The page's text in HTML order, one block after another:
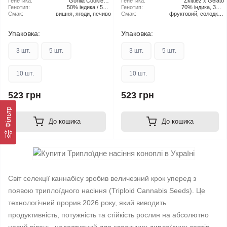
Фільтр
свіжому
повітрі):
Cherry Punch
Генотип:
50% індика / 50%
сативу
Смак: вишня, ягоди, печиво
Упаковка:
3 шт. 5 шт.
10 шт.
523 грн
До кошика
свіжому
повітрі):
Генотип:
70% індика, 30%
сатива
Смак:
фруктовий, солодкий
Упаковка:
3 шт. 5 шт.
10 шт.
523 грн
До кошика
Світ селекції каннабісу зробив величезний крок уперед з
появою триплоїдного насіння (Triploid Cannabis Seeds). Це
технологічний прорив 2026 року, який виводить
продуктивність, потужність та стійкість рослин на абсолютно